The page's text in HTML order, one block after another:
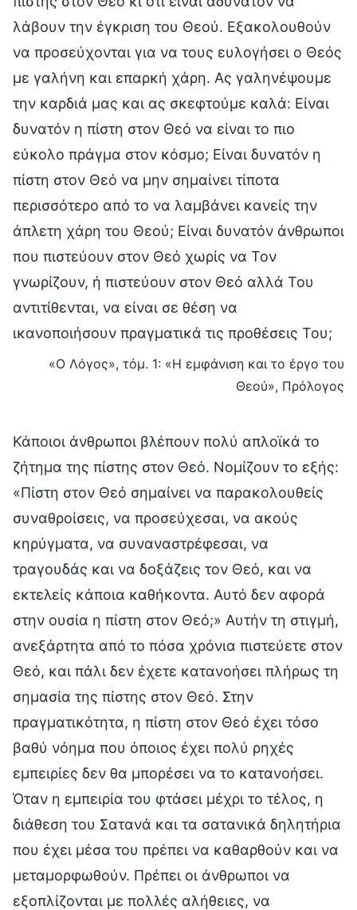
λάβουν την έγκριση του Θεού. Εξακολουθούν
να προσεύχονται για να τους ευλογήσει ο Θεός
με γαλήνη και επαρκή χάρη. Ας γαληνέψουμε
την καρδιά μας και ας σκεφτούμε καλά: Είναι
δυνατόν η πίστη στον Θεό να είναι το πιο
εύκολο πράγμα στον κόσμο; Είναι δυνατόν η
πίστη στον Θεό να μην σημαίνει τίποτα
περισσότερο από το να λαμβάνει κανείς την
άπλετη χάρη του Θεού; Είναι δυνατόν άνθρωποι
που πιστεύουν στον Θεό χωρίς να Τον
γνωρίζουν, ή πιστεύουν στον Θεό αλλά Του
αντιτίθενται, να είναι σε θέση να
ικανοποιήσουν πραγματικά τις προθέσεις Του;
«Ο Λόγος», τόμ. 1: «Η εμφάνιση και το έργο του
Θεού», Πρόλογος
Κάποιοι άνθρωποι βλέπουν πολύ απλοϊκά το
ζήτημα της πίστης στον Θεό. Νομίζουν το εξής:
«Πίστη στον Θεό σημαίνει να παρακολουθείς
συναθροίσεις, να προσεύχεσαι, να ακούς
κηρύγματα, να συναναστρέφεσαι, να
τραγουδάς και να δοξάζεις τον Θεό, και να
εκτελείς κάποια καθήκοντα. Αυτό δεν αφορά
στην ουσία η πίστη στον Θεό;» Αυτήν τη στιγμή,
ανεξάρτητα από το πόσα χρόνια πιστεύετε στον
Θεό, και πάλι δεν έχετε κατανοήσει πλήρως τη
σημασία της πίστης στον Θεό. Στην
πραγματικότητα, η πίστη στον Θεό έχει τόσο
βαθύ νόημα που όποιος έχει πολύ ρηχές
εμπειρίες δεν θα μπορέσει να το κατανοήσει.
Όταν η εμπειρία του φτάσει μέχρι το τέλος, η
διάθεση του Σατανά και τα σατανικά δηλητήρια
που έχει μέσα του πρέπει να καθαρθούν και να
μεταμορφωθούν. Πρέπει οι άνθρωποι να
εξοπλίζονται με πολλές αλήθειες, να